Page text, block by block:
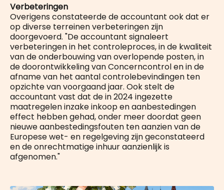
Verbeteringen
Overigens constateerde de accountant ook dat er
op diverse terreinen verbeteringen zijn
doorgevoerd. "De accountant signaleert
verbeteringen in het controleproces, in de kwaliteit
van de onderbouwing van overlopende posten, in
de doorontwikkeling van Concerncontrol en in de
afname van het aantal controlebevindingen ten
opzichte van voorgaand jaar. Ook stelt de
accountant vast dat de in 2024 ingezette
maatregelen inzake inkoop en aanbestedingen
effect hebben gehad, onder meer doordat geen
nieuwe aanbestedingsfouten ten aanzien van de
Europese wet- en regelgeving zijn geconstateerd
en de onrechtmatige inhuur aanzienlijk is
afgenomen."